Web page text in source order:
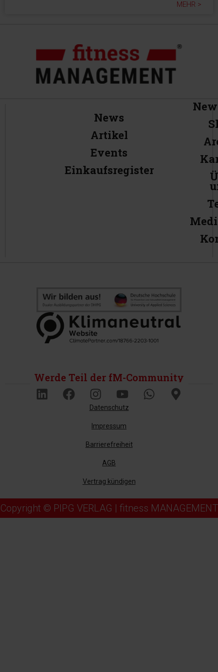
MEHR >
News
Artikel
Events
Einkaufsregister
Werde Teil der fM-Community
Datenschutz
Impressum
Barrierefreiheit
AGB
Vertrag kündigen
Copyright © PIPG VERLAG | fitness MANAGEMENT